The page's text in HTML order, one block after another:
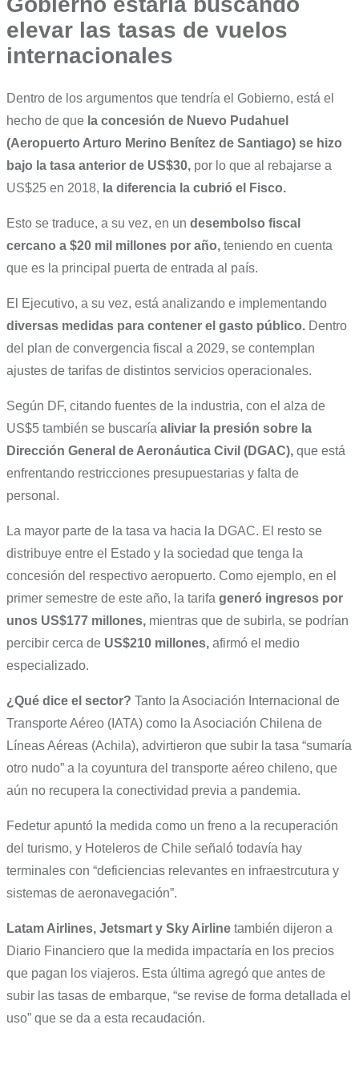
elevar las tasas de vuelos
internacionales
Dentro de los argumentos que tendría el Gobierno, está el
hecho de que la concesión de Nuevo Pudahuel
(Aeropuerto Arturo Merino Benítez de Santiago) se hizo
bajo la tasa anterior de US$30, por lo que al rebajarse a
US$25 en 2018, la diferencia la cubrió el Fisco.
Esto se traduce, a su vez, en un desembolso fiscal
cercano a $20 mil millones por año, teniendo en cuenta
que es la principal puerta de entrada al país.
El Ejecutivo, a su vez, está analizando e implementando
diversas medidas para contener el gasto público. Dentro
del plan de convergencia fiscal a 2029, se contemplan
ajustes de tarifas de distintos servicios operacionales.
Según DF, citando fuentes de la industria, con el alza de
US$5 también se buscaría aliviar la presión sobre la
Dirección General de Aeronáutica Civil (DGAC), que está
enfrentando restricciones presupuestarias y falta de
personal.
La mayor parte de la tasa va hacia la DGAC. El resto se
distribuye entre el Estado y la sociedad que tenga la
concesión del respectivo aeropuerto. Como ejemplo, en el
primer semestre de este año, la tarifa generó ingresos por
unos US$177 millones, mientras que de subirla, se podrían
percibir cerca de US$210 millones, afirmó el medio
especializado.
¿Qué dice el sector? Tanto la Asociación Internacional de
Transporte Aéreo (IATA) como la Asociación Chilena de
Líneas Aéreas (Achila), advirtieron que subir la tasa “sumaría
otro nudo” a la coyuntura del transporte aéreo chileno, que
aún no recupera la conectividad previa a pandemia.
Fedetur apuntó la medida como un freno a la recuperación
del turismo, y Hoteleros de Chile señaló todavía hay
terminales con “deficiencias relevantes en infraestrcutura y
sistemas de aeronavegación”.
Latam Airlines, Jetsmart y Sky Airline también dijeron a
Diario Financiero que la medida impactaría en los precios
que pagan los viajeros. Esta última agregó que antes de
subir las tasas de embarque, “se revise de forma detallada el
uso” que se da a esta recaudación.